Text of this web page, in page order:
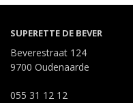
SUPERETTE DE BEVER
Beverestraat 124
9700 Oudenaarde
055 31 12 12